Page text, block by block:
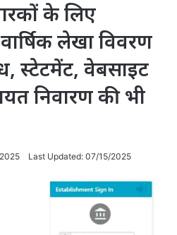
के लिए
लेखा विवरण
स्टेटमेंट, वेबसाइट
निवारण की भी
Last Updated: 07/15/2025